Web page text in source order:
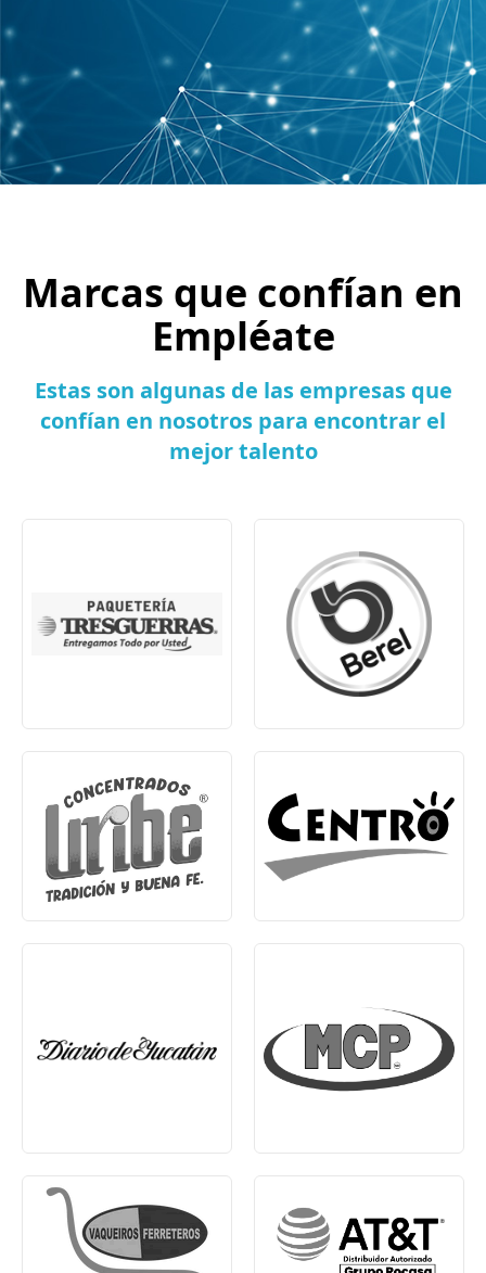
Marcas que confían en
Empléate
Estas son algunas de las empresas que
confían en nosotros para encontrar el
mejor talento